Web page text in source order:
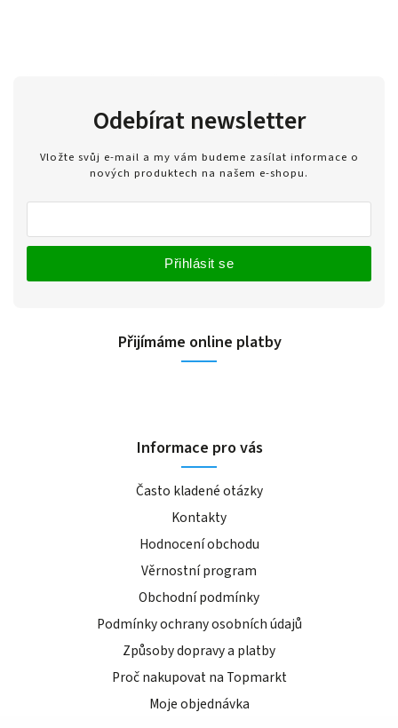
Odebírat newsletter
Vložte svůj e-mail a my vám budeme zasílat informace o
nových produktech na našem e-shopu.
Přihlásit se
Přijímáme online platby
Informace pro vás
Často kladené otázky
Kontakty
Hodnocení obchodu
Věrnostní program
Obchodní podmínky
Podmínky ochrany osobních údajů
Způsoby dopravy a platby
Proč nakupovat na Topmarkt
Moje objednávka